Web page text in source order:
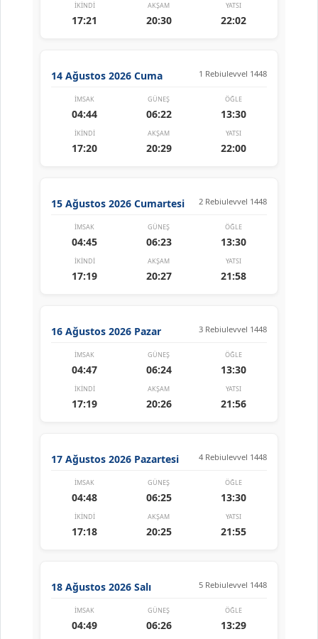
İKINDI
17:21
AKŞAM
20:30
YATSI
22:02
14 Ağustos 2026 Cuma 1 Rebiulevvel 1448
İMSAK
04:44
GÜNEŞ
06:22
ÖĞLE
13:30
İKINDI
17:20
AKŞAM
20:29
YATSI
22:00
15 Ağustos 2026 Cumartesi 2 Rebiulevvel 1448
İMSAK
04:45
GÜNEŞ
06:23
ÖĞLE
13:30
İKINDI
17:19
AKŞAM
20:27
YATSI
21:58
16 Ağustos 2026 Pazar 3 Rebiulevvel 1448
İMSAK
04:47
GÜNEŞ
06:24
ÖĞLE
13:30
İKINDI
17:19
AKŞAM
20:26
YATSI
21:56
17 Ağustos 2026 Pazartesi 4 Rebiulevvel 1448
İMSAK
04:48
GÜNEŞ
06:25
ÖĞLE
13:30
İKINDI
17:18
AKŞAM
20:25
YATSI
21:55
18 Ağustos 2026 Salı 5 Rebiulevvel 1448
İMSAK
04:49
GÜNEŞ
06:26
ÖĞLE
13:29